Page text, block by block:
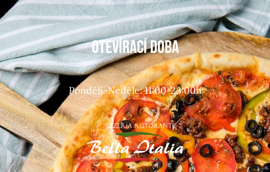
OTEVÍRACÍ DOBA
Pondělí-Neděle: 11:00-23:00h